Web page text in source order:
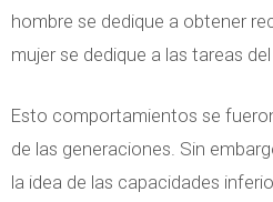
hombre se dedique a obtener
mujer se dedique a las tareas del
Esto comportamientos se
de las generaciones. Sin
la idea de las capacidades